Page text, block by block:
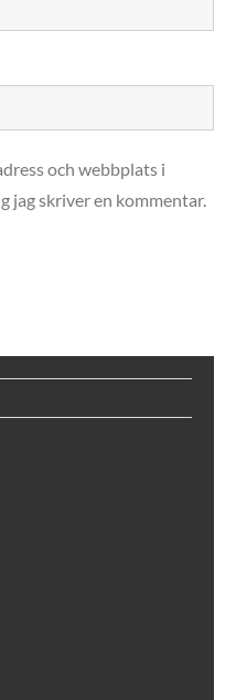
och webbplats i
jag skriver en kommentar.